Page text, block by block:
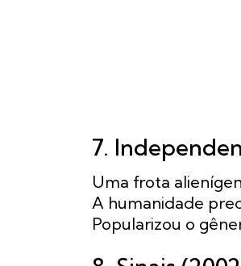
7.
Uma frota
A humanidade
Popularizou o